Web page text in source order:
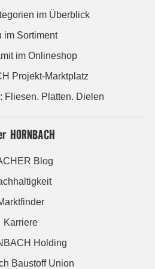
im Überblick
im Sortiment
im Onlineshop
Projekt-Marktplatz
Fliesen. Platten. Dielen
HORNBACH
Blog
Karriere
Holding
Baustoff Union